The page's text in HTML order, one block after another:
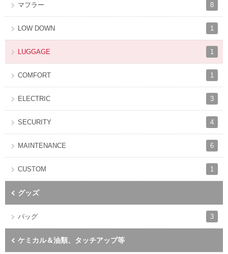
マフラー 8
LOW DOWN 1
LUGGAGE 1
COMFORT 1
ELECTRIC 3
SECURITY 4
MAINTENANCE 6
CUSTOM 1
グッズ
バッグ 3
ケミカル＆油類、タッチアップ等